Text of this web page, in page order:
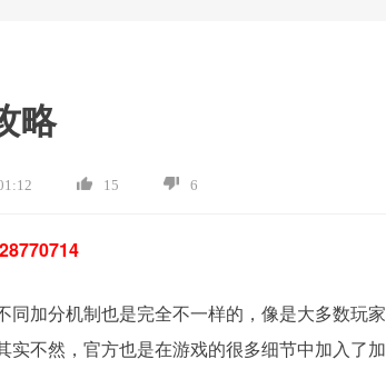
略
15 6
加分机制也是完全不一样的，像是大多数玩家
不然，官方也是在游戏的很多细节中加入了加